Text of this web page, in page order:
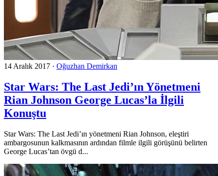
14 Aralık 2017 · Oğuzhan Demirkan
Star Wars: The Last Jedi’ın Yönetmeni
Rian Johnson George Lucas’la İlgili
Konuştu
Star Wars: The Last Jedi’ın yönetmeni Rian Johnson, eleştiri
ambargosunun kalkmasının ardından filmle ilgili görüşünü belirten
George Lucas’tan övgü d...